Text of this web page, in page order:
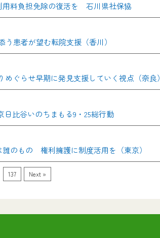
料負担免除の復活を 石川県社保協
患者が望む転院支援（香川）
ぐらせ早期に発見支援していく視点（奈良）
比谷いのちまもる9・25総行動
のもの 権利擁護に制度活用を（東京）
137 Next »